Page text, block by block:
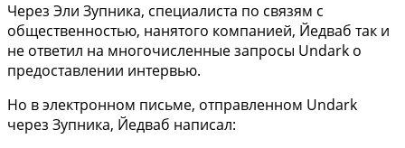
Через Эли Зупника, специалиста по связям с
общественностью, нанятого компанией, Йедваб так и
не ответил на многочисленные запросы Undark о
предоставлении интервью.
Но в электронном письме, отправленном Undark
через Зупника, Йедваб написал: